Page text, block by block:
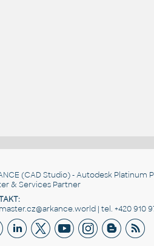
(CAD Studio) - Autodesk Platinum
& Services Partner
| tel. +420 910